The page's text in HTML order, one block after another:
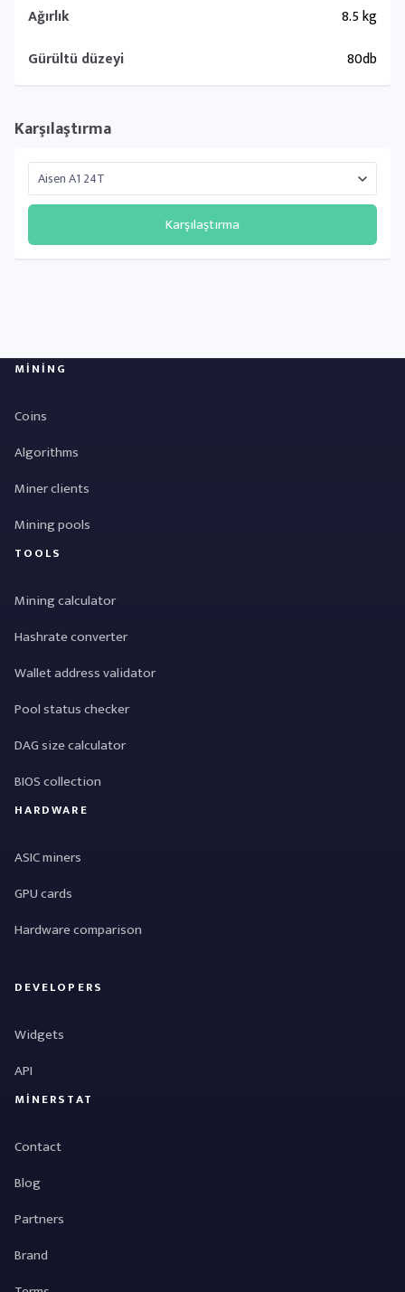
Ağırlık
8.5 kg
Gürültü düzeyi
80db
Karşılaştırma
Karşılaştırma
MINING
Coins
Algorithms
Miner clients
Mining pools
TOOLS
Mining calculator
Hashrate converter
Wallet address validator
Pool status checker
DAG size calculator
BIOS collection
HARDWARE
ASIC miners
GPU cards
Hardware comparison
DEVELOPERS
Widgets
API
MINERSTAT
Contact
Blog
Partners
Brand